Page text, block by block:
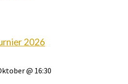
2026
@ 16:30